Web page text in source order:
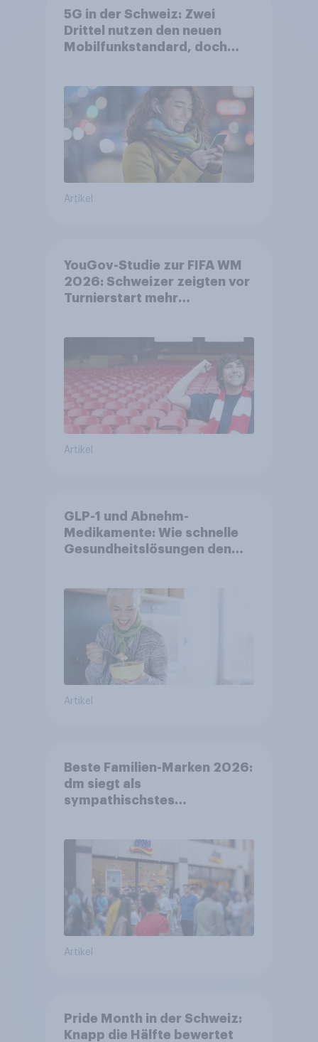
5G in der Schweiz: Zwei
Drittel nutzen den neuen
Mobilfunkstandard, doch
Artikel
YouGov-Studie zur FIFA WM
2026: Schweizer zeigten vor
Turnierstart mehr
Artikel
GLP-1 und Abnehm-
Medikamente: Wie schnelle
Gesundheitslösungen den
Artikel
Beste Familien-Marken 2026:
dm siegt als
sympathischstes
Artikel
Pride Month in der Schweiz:
Knapp die Hälfte bewertet